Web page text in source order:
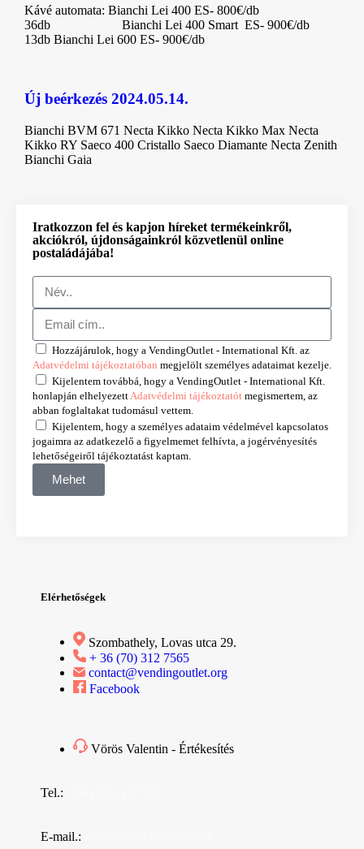
Kávé automata: Bianchi Lei 400 ES- 800€/db
36db Bianchi Lei 400 Smart ES- 900€/db
13db Bianchi Lei 600 ES- 900€/db
Új beérkezés 2024.05.14.
Bianchi BVM 671 Necta Kikko Necta Kikko Max Necta
Kikko RY Saeco 400 Cristallo Saeco Diamante Necta Zenith
Bianchi Gaia
Iratkozzon fel és kapjon híreket termékeinkről,
akciókról, újdonságainkról közvetlenül online
postaládájába!
Hozzájárulok, hogy a VendingOutlet - International Kft. az
Adatvédelmi tájékoztatóban megjelölt személyes adataimat kezelje.
Kijelentem továbbá, hogy a VendingOutlet - International Kft.
honlapján elhelyezett Adatvédelmi tájékoztatót megismertem, az
abban foglaltakat tudomásul vettem.
Kijelentem, hogy a személyes adataim védelmével kapcsolatos
jogaimra az adatkezelő a figyelmemet felhívta, a jogérvényesítés
lehetőségeiről tájékoztatást kaptam.
Mehet
Elérhetőségek
Szombathely, Lovas utca 29.
+ 36 (70) 312 7565
contact@vendingoutlet.org
Facebook
Vörös Valentin - Értékesítés
Tel.:
E-mail.: